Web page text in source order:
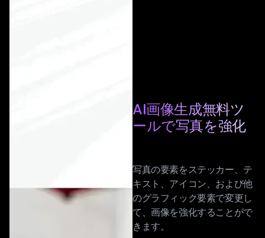
AI画像生成無料ツ
ールで写真を強化
写真の要素をステッカー、テ
キスト、アイコン、および他
のグラフィック要素で変更し
て、画像を強化することがで
きます。